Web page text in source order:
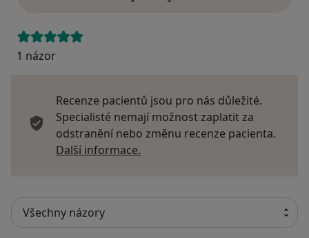
1 názor
Recenze pacientů jsou pro nás důležité.
Specialisté nemají možnost zaplatit za
odstranění nebo změnu recenze pacienta.
Další informace.